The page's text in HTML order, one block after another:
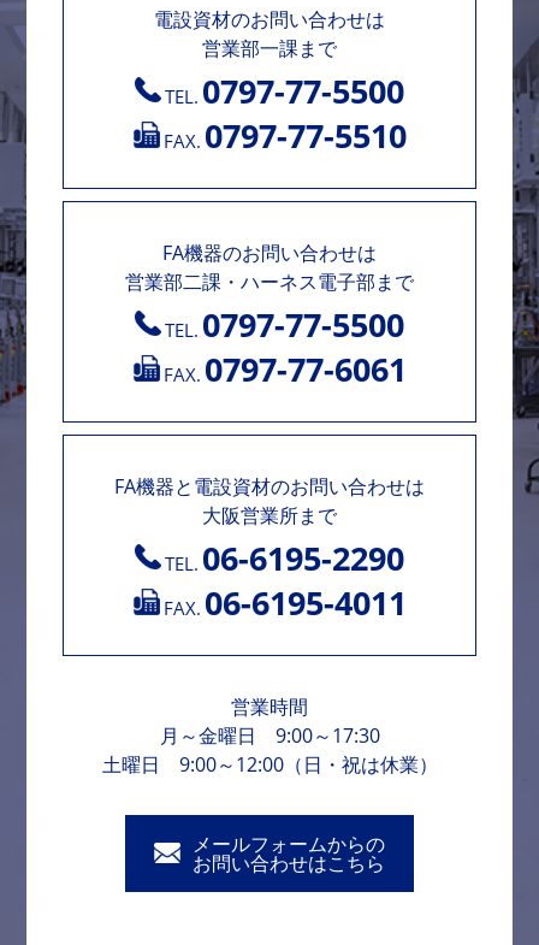
電設資材のお問い合わせは
営業部一課まで
TEL. 0797-77-5500
FAX. 0797-77-5510
FA機器のお問い合わせは
営業部二課・ハーネス電子部まで
TEL. 0797-77-5500
FAX. 0797-77-6061
FA機器と電設資材のお問い合わせは
大阪営業所まで
TEL. 06-6195-2290
FAX. 06-6195-4011
営業時間
月～金曜日 9:00～17:30
土曜日 9:00～12:00（日・祝は休業）
メールフォームからの
お問い合わせはこちら